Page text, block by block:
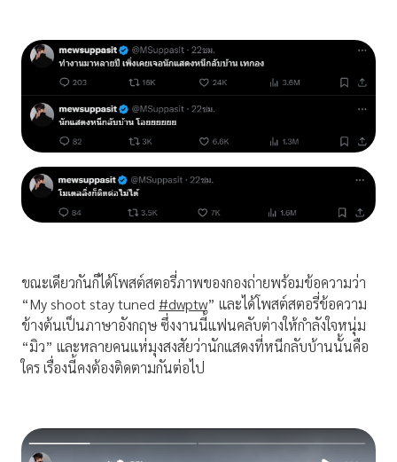
ขณะเดียวกันก็ได้โพสต์สตอรี่ภาพของกองถ่ายพร้อมข้อความว่า
“My shoot stay tuned #dwptw” และได้โพสต์สตอรี่ข้อความ
ข้างต้นเป็นภาษาอังกฤษ ซึ่งงานนี้แฟนคลับต่างให้กำลังใจหนุ่ม
“มิว” และหลายคนแห่มุงสงสัยว่านักแสดงที่หนีกลับบ้านนั้นคือ
ใคร เรื่องนี้คงต้องติดตามกันต่อไป